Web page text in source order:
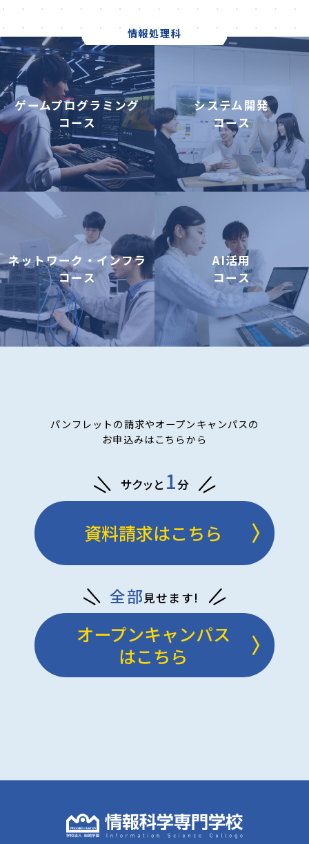
情報処理科
ゲームプログラミング
コース
システム開発
コース
ネットワーク・インフラ
コース
AI活用
コース
パンフレットの請求やオープンキャンパスの
お申込みはこちらから
サクッと 1分
資料請求はこちら
全部 見せます!
オープンキャンパス
はこちら